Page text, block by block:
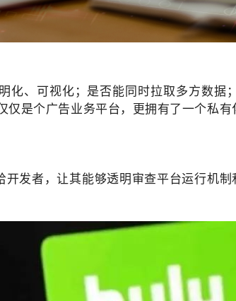
化、可视化；是否能同时拉取多方数
是个广告业务平台，更拥有了一个私有
发者，让其能够透明审查平台运行机